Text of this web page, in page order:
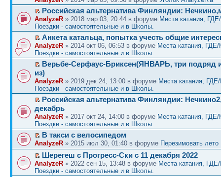
Российская альтернатива Финляндии:
AnalyzeR » 2018 мар 03, 20:44 в форуме Места катания,
Поездки - самостоятельные и в Школы.
Анкета катальца, попытка учесть общие
AnalyzeR » 2014 окт 06, 06:53 в форуме Места катания,
Поездки - самостоятельные и в Школы.
Верьбе-Серфаус-Бриксен(ЯНВАРЬ, три подряд
из)
AnalyzeR » 2019 дек 24, 13:00 в форуме Места катания,
Поездки - самостоятельные и в Школы.
Российская альтернатива Финляндии:
декабрь
AnalyzeR » 2017 окт 24, 14:00 в форуме Места катания,
Поездки - самостоятельные и в Школы.
В такси с велосипедом
AnalyzeR » 2015 июл 30, 01:40 в форуме Перезимовать лето
Шерегеш с Прогресс-Ски с 11 декабря 2022
AnalyzeR » 2022 сен 15, 13:48 в форуме Места катания,
Поездки - самостоятельные и в Школы.